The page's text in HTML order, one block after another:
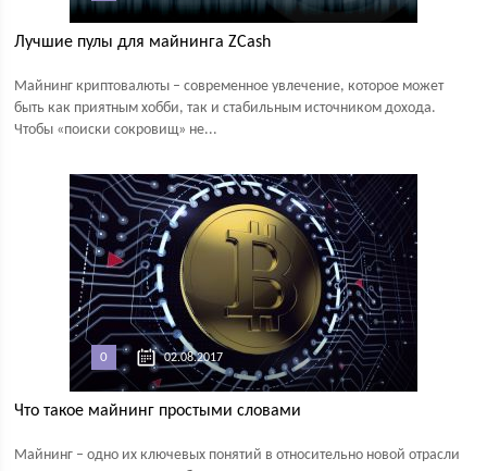
Лучшие пулы для майнинга ZCash
Майнинг криптовалюты – современное увлечение, которое может
быть как приятным хобби, так и стабильным источником дохода.
Чтобы «поиски сокровищ» не...
0 02.08.2017
Что такое майнинг простыми словами
Майнинг – одно их ключевых понятий в относительно новой отрасли